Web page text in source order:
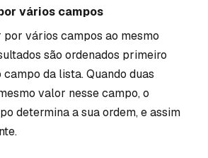
vários campos
por vários campos ao mesmo
são ordenados primeiro
da lista. Quando duas
valor nesse campo, o
determina a sua ordem, e assim